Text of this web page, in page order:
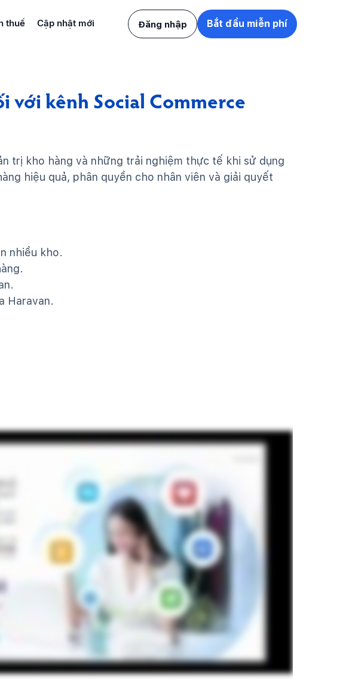
thuế Cập nhật mới Đăng nhập Bắt đầu miễn phí
với kênh Social Commerce
trị kho hàng và những trải nghiệm thực tế khi sử dụng
hiệu quả, phân quyền cho nhân viên và giải quyết
nhiều kho.
Haravan.